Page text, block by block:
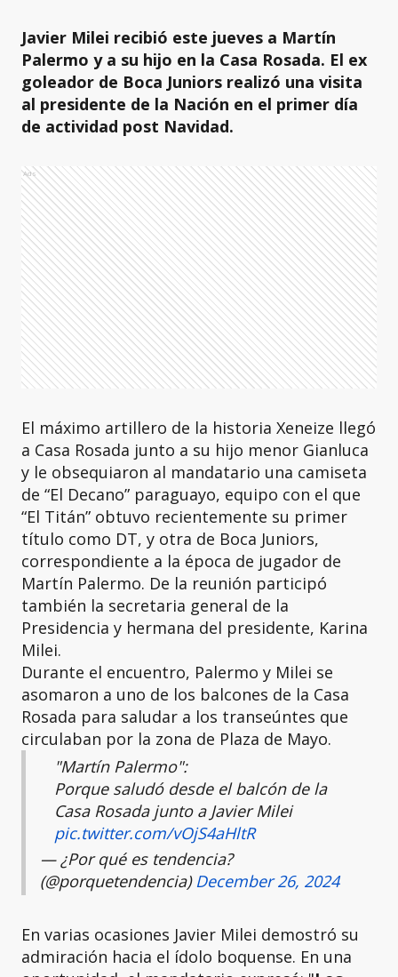
Javier Milei recibió este jueves a Martín
Palermo y a su hijo en la Casa Rosada. El ex
goleador de Boca Juniors realizó una visita
al presidente de la Nación en el primer día
de actividad post Navidad.
Ads
El máximo artillero de la historia Xeneize llegó
a Casa Rosada junto a su hijo menor Gianluca
y le obsequiaron al mandatario una camiseta
de “El Decano” paraguayo, equipo con el que
“El Titán” obtuvo recientemente su primer
título como DT, y otra de Boca Juniors,
correspondiente a la época de jugador de
Martín Palermo. De la reunión participó
también la secretaria general de la
Presidencia y hermana del presidente, Karina
Milei.
Durante el encuentro, Palermo y Milei se
asomaron a uno de los balcones de la Casa
Rosada para saludar a los transeúntes que
circulaban por la zona de Plaza de Mayo.
"Martín Palermo":
Porque saludó desde el balcón de la
Casa Rosada junto a Javier Milei
pic.twitter.com/vOjS4aHltR
— ¿Por qué es tendencia?
(@porquetendencia) December 26, 2024
En varias ocasiones Javier Milei demostró su
admiración hacia el ídolo boquense. En una